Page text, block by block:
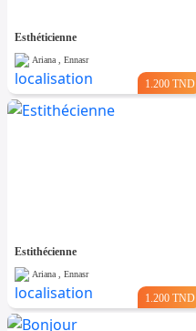
Esthéticienne
Ariana , Ennasr
1.200 TND
Estithécienne
Ariana , Ennasr
1.200 TND